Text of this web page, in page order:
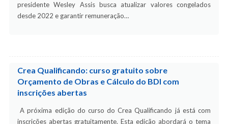
presidente Wesley Assis busca atualizar valores congelados
desde 2022 e garantir remuneração…
Crea Qualificando: curso gratuito sobre
Orçamento de Obras e Cálculo do BDI com
inscrições abertas
A próxima edição do curso do Crea Qualificando já está com
inscrições abertas gratuitamente. Esta edição abordará o tema